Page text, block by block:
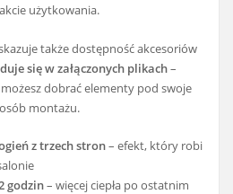
użytkowania.
także dostępność akcesoriów
się w załączonych plikach–
dobrać elementy pod swoje
montażu.
z trzech stron– efekt, który robi
godzin– więcej ciepła po ostatnim